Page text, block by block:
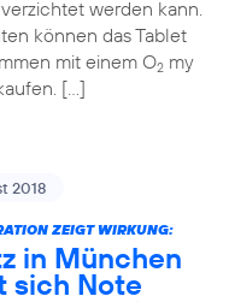
werden kann.
können das Tablet
mit einem O2my
[…]
2018
ZEIGT WIRKUNG:
in München
sich Note